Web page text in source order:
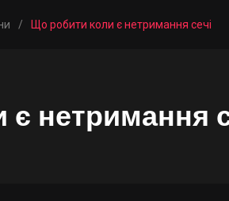
/ Що робити коли є нетримання сечі
нетримання